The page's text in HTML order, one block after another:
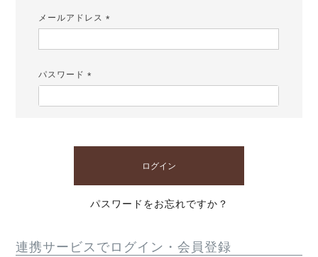
メールアドレス
パスワード
ログイン
パスワードをお忘れですか？
連携サービスでログイン・会員登録